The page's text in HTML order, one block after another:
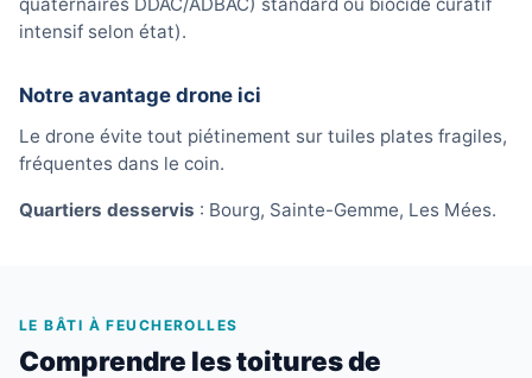
intensif selon état).
Notre avantage drone ici
Le drone évite tout piétinement sur tuiles plates fragiles,
fréquentes dans le coin.
Quartiers desservis : Bourg, Sainte-Gemme, Les Mées.
LE BÂTI À FEUCHEROLLES
Comprendre les toitures de